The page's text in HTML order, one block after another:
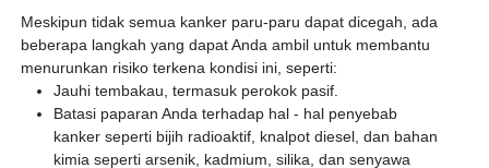
Meskipun tidak semua kanker paru-paru dapat dicegah, ada
beberapa langkah yang dapat Anda ambil untuk membantu
menurunkan risiko terkena kondisi ini, seperti:
Jauhi tembakau, termasuk perokok pasif.
Batasi paparan Anda terhadap hal - hal penyebab
kanker seperti bijih radioaktif, knalpot diesel, dan bahan
kimia seperti arsenik, kadmium, silika, dan senyawa